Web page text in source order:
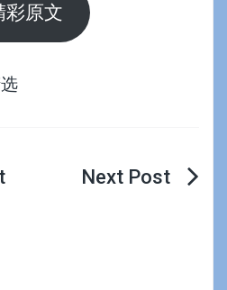
彩原文